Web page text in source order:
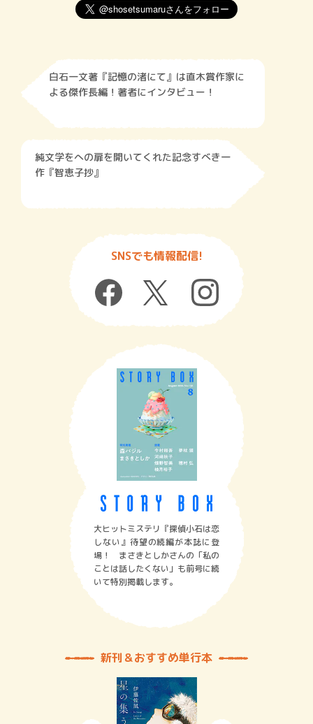
白石一文著『記憶の渚にて』は直木賞作家に
よる傑作長編！著者にインタビュー！
純文学をへの扉を開いてくれた記念すべき一
作『智恵子抄』
SNSでも情報配信!
大ヒットミステリ『探偵小石は恋
しない』待望の続編が本誌に登
場！ まさきとしかさんの「私の
ことは話したくない」も前号に続
いて特別掲載します。
新刊＆おすすめ単行本